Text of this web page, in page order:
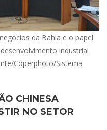
da Bahia e o papel
industrial
Coperphoto/Sistema
CHINESA
NO SETOR